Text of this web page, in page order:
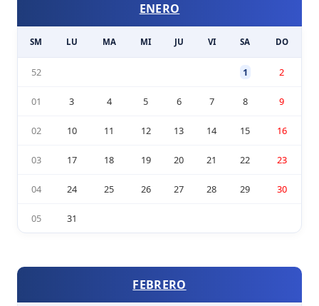
ENERO
SM LU MA MI JU VI SA DO
52 1 2
01 3 4 5 6 7 8 9
02 10 11 12 13 14 15 16
03 17 18 19 20 21 22 23
04 24 25 26 27 28 29 30
05 31
FEBRERO